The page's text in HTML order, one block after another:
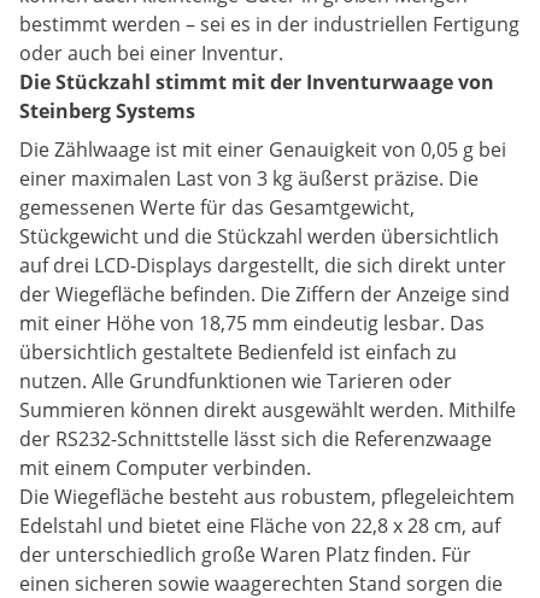
bestimmt werden – sei es in der industriellen Fertigung
oder auch bei einer Inventur.
Die Stückzahl stimmt mit der Inventurwaage von
Steinberg Systems
Die Zählwaage ist mit einer Genauigkeit von 0,05 g bei
einer maximalen Last von 3 kg äußerst präzise. Die
gemessenen Werte für das Gesamtgewicht,
Stückgewicht und die Stückzahl werden übersichtlich
auf drei LCD-Displays dargestellt, die sich direkt unter
der Wiegefläche befinden. Die Ziffern der Anzeige sind
mit einer Höhe von 18,75 mm eindeutig lesbar. Das
übersichtlich gestaltete Bedienfeld ist einfach zu
nutzen. Alle Grundfunktionen wie Tarieren oder
Summieren können direkt ausgewählt werden. Mithilfe
der RS232-Schnittstelle lässt sich die Referenzwaage
mit einem Computer verbinden.
Die Wiegefläche besteht aus robustem, pflegeleichtem
Edelstahl und bietet eine Fläche von 22,8 x 28 cm, auf
der unterschiedlich große Waren Platz finden. Für
einen sicheren sowie waagerechten Stand sorgen die